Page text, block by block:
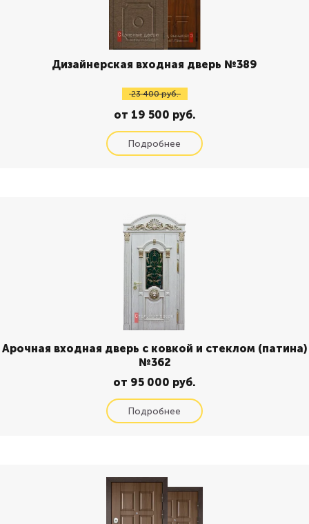
Дизайнерская входная дверь №389
23 400 руб.
от 19 500 руб.
Арочная входная дверь с ковкой и стеклом (патина)
№362
от 95 000 руб.